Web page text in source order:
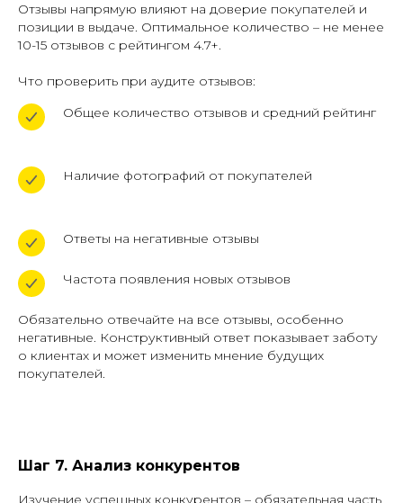
Отзывы напрямую влияют на доверие покупателей и
позиции в выдаче. Оптимальное количество – не менее
10-15 отзывов с рейтингом 4.7+.
Что проверить при аудите отзывов:
Общее количество отзывов и средний рейтинг
Наличие фотографий от покупателей
Ответы на негативные отзывы
Частота появления новых отзывов
Обязательно отвечайте на все отзывы, особенно
негативные. Конструктивный ответ показывает заботу
о клиентах и может изменить мнение будущих
покупателей.
Шаг 7. Анализ конкурентов